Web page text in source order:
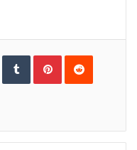
TumblrPinterestReddit